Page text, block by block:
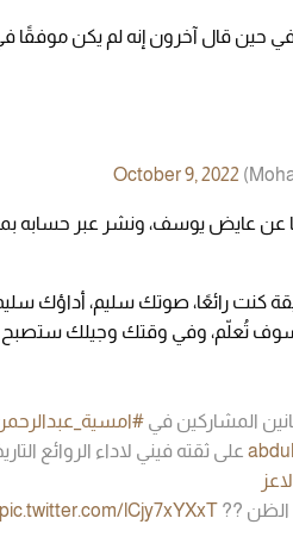
حين قال آخرون إنه لم يكن موفقًا
October 9, 2022
عن عايض يوسف، ونشر عبر حسابه
كنت رائعًا، صوتك سليم، أداؤك
سوف تُعلّم، وفي وقتك وجيلك ستصبح من
المشاركين في
على ثقته فيني لاداء الروائع
الظن ?? pic.twitter.com/lCjy7xYXxT